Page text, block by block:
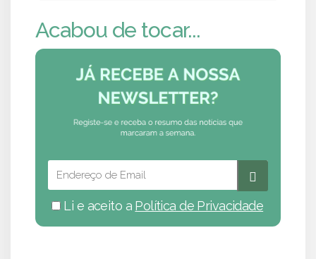
Acabou de tocar...
Li e aceito a Política de Privacidade